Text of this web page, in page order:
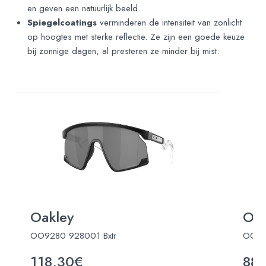
en geven een natuurlijk beeld.
Spiegelcoatings verminderen de intensiteit van zonlicht
op hoogtes met sterke reflectie. Ze zijn een goede keuze
bij zonnige dagen, al presteren ze minder bij mist.
Oakley
OO9280 928001 Bxtr
118,30€